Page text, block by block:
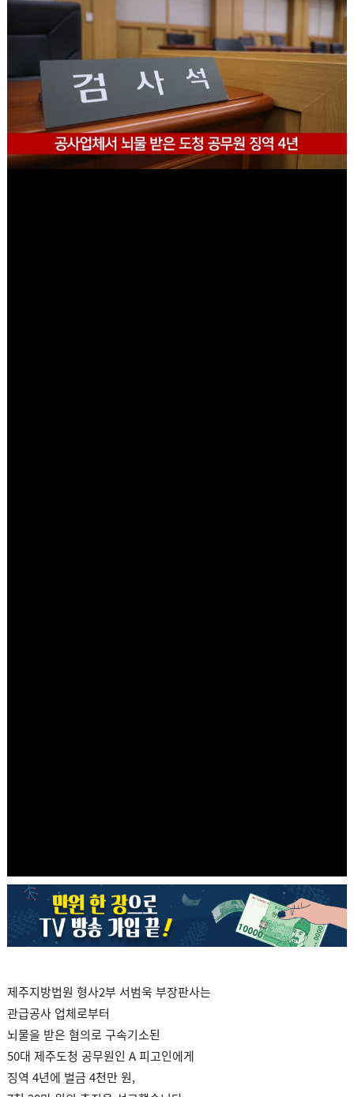
제주지방법원 형사2부 서범욱 부장판사는
관급공사 업체로부터
뇌물을 받은 혐의로 구속기소된
50대 제주도청 공무원인 A 피고인에게
징역 4년에 벌금 4천만 원,